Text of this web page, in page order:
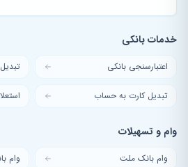
خدمات بانکی
اعتبارسنجی بانکی
تبدیل کارت به حساب
وام و تسهیلات
وام بانک ملت وام